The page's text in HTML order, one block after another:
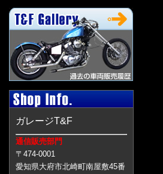
ガレージT&F
通信販売部門
〒474-0001
愛知県大府市北崎町南屋敷45番